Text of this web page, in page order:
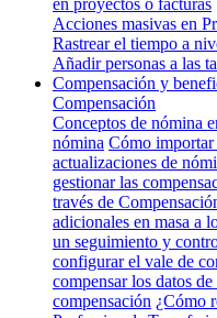
Acciones masivas en
Rastrear el tiempo a
Añadir personas a las
Compensación y
Compensación
Conceptos de nómina
nómina Cómo importar
actualizaciones de
gestionar las
través de
adicionales en masa a
un seguimiento y
configurar el vale de
compensar los datos
compensación ¿Cómo